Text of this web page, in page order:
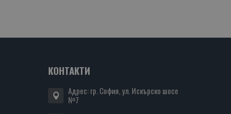
КОНТАКТИ
Адрес: гр. София, ул. Искърско шосе
№7